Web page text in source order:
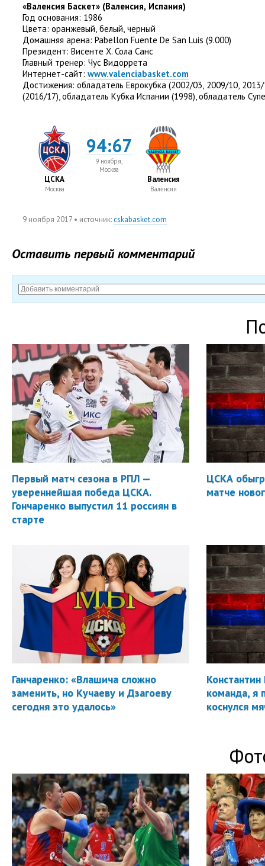
«Валенсия Баскет» (Валенсия, Испания)
Год основания: 1986
Цвета: оранжевый, белый, черный
Домашняя арена: Pabellon Fuente De San Luis (9.000)
Президент: Висенте Х. Сола Санс
Главный тренер: Чус Видоррета
Интернет-сайт: www.valenciabasket.com
Достижения: обладатель Еврокубка (2002/03, 2009/10,
(2016/17), обладатель Кубка Испании (1998), обладатель
ЦСКА
Москва
94:67
9 ноября,
Москва
Валенсия
Валенсия
9 ноября 2017 • источник:cskabasket.com
Оставить первый комментарий
Первый матч сезона в РПЛ —
увереннейшая победа ЦСКА.
Гончаренко выпустил 11 россиян в
старте
ЦСКА
матче
Ганчаренко: «Влашича сложно
заменить, но Кучаеву и Дзагоеву
сегодня это удалось»
Константин
команда, я
коснулся